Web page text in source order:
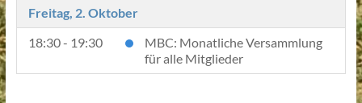
Freitag, 2. Oktober
18:30 - 19:30
MBC: Monatliche Versammlung
für alle Mitglieder